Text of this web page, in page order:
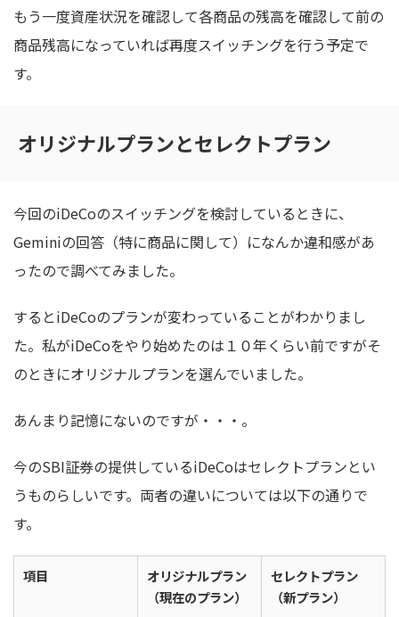
もう一度資産状況を確認して各商品の残高を確認して前の
商品残高になっていれば再度スイッチングを行う予定で
す。
オリジナルプランとセレクトプラン
今回のiDeCoのスイッチングを検討しているときに、
Geminiの回答（特に商品に関して）になんか違和感があ
ったので調べてみました。
するとiDeCoのプランが変わっていることがわかりまし
た。私がiDeCoをやり始めたのは１０年くらい前ですがそ
のときにオリジナルプランを選んでいました。
あんまり記憶にないのですが・・・。
今のSBI証券の提供しているiDeCoはセレクトプランとい
うものらしいです。両者の違いについては以下の通りで
す。
項目
オリジナルプラン
（現在のプラン）
セレクトプラン
（新プラン）